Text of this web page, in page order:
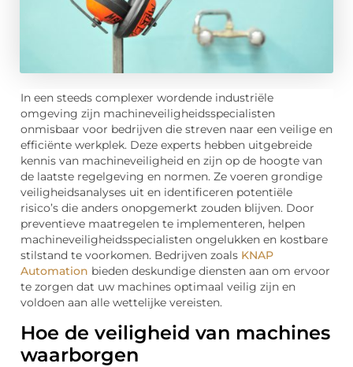
In een steeds complexer wordende industriële
omgeving zijn machineveiligheidsspecialisten
onmisbaar voor bedrijven die streven naar een veilige en
efficiënte werkplek. Deze experts hebben uitgebreide
kennis van machineveiligheid en zijn op de hoogte van
de laatste regelgeving en normen. Ze voeren grondige
veiligheidsanalyses uit en identificeren potentiële
risico’s die anders onopgemerkt zouden blijven. Door
preventieve maatregelen te implementeren, helpen
machineveiligheidsspecialisten ongelukken en kostbare
stilstand te voorkomen. Bedrijven zoals KNAP
Automation bieden deskundige diensten aan om ervoor
te zorgen dat uw machines optimaal veilig zijn en
voldoen aan alle wettelijke vereisten.
Hoe de veiligheid van machines
waarborgen